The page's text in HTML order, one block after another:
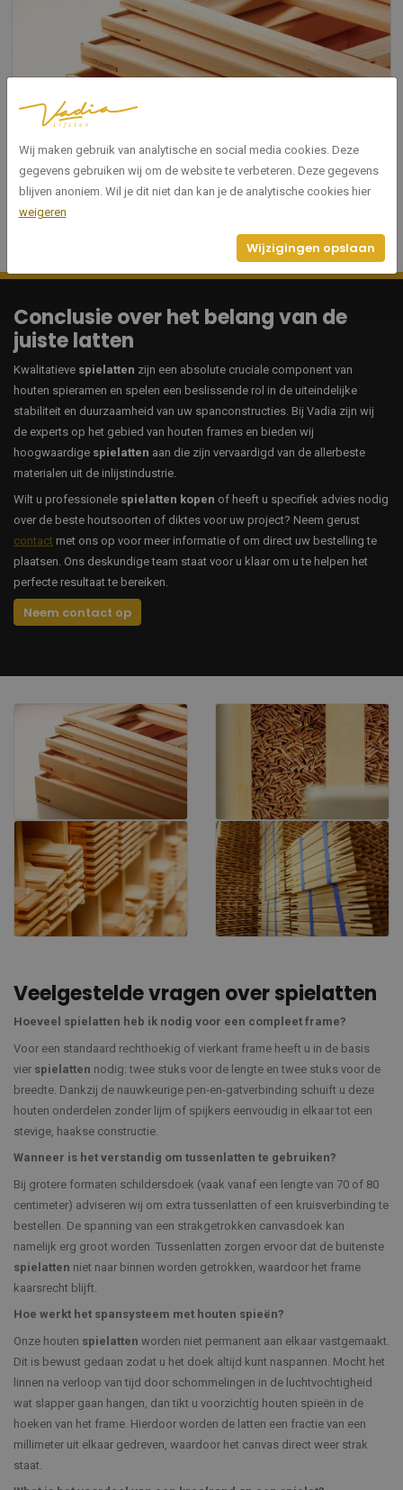
Conclusie over het belang van de
juiste latten
Kwalitatieve spielatten zijn een absolute cruciale component van
houten spieramen en spelen een beslissende rol in de uiteindelijke
stabiliteit en duurzaamheid van uw spanconstructies. Bij Vadia zijn wij
de experts op het gebied van houten frames en bieden wij
hoogwaardige spielatten aan die zijn vervaardigd van de allerbeste
materialen uit de inlijstindustrie.
Wilt u professionele spielatten kopen of heeft u specifiek advies nodig
over de beste houtsoorten of diktes voor uw project? Neem gerust
contact met ons op voor meer informatie of om direct uw bestelling te
plaatsen. Ons deskundige team staat voor u klaar om u te helpen het
perfecte resultaat te bereiken.
Neem contact op
Veelgestelde vragen over spielatten
Hoeveel spielatten heb ik nodig voor een compleet frame?
Voor een standaard rechthoekig of vierkant frame heeft u in de basis
vier spielatten nodig: twee stuks voor de lengte en twee stuks voor de
breedte. Dankzij de nauwkeurige pen-en-gatverbinding schuift u deze
houten onderdelen zonder lijm of spijkers eenvoudig in elkaar tot een
stevige, haakse constructie.
Wanneer is het verstandig om tussenlatten te gebruiken?
Bij grotere formaten schildersdoek (vaak vanaf een lengte van 70 of 80
centimeter) adviseren wij om extra tussenlatten of een kruisverbinding te
bestellen. De spanning van een strakgetrokken canvasdoek kan
namelijk erg groot worden. Tussenlatten zorgen ervoor dat de buitenste
spielatten niet naar binnen worden getrokken, waardoor het frame
kaarsrecht blijft.
Hoe werkt het spansysteem met houten spieën?
Onze houten spielatten worden niet permanent aan elkaar vastgemaakt.
Dit is bewust gedaan zodat u het doek altijd kunt naspannen. Mocht het
linnen na verloop van tijd door schommelingen in de luchtvochtigheid
wat slapper gaan hangen, dan tikt u voorzichtig houten spieën in de
hoeken van het frame. Hierdoor worden de latten een fractie van een
millimeter uit elkaar gedreven, waardoor het canvas direct weer strak
staat.
Wij maken gebruik van analytische en social media cookies. Deze
gegevens gebruiken wij om de website te verbeteren. Deze gegevens
blijven anoniem. Wil je dit niet dan kan je de analytische cookies hier
weigeren
Wijzigingen opslaan